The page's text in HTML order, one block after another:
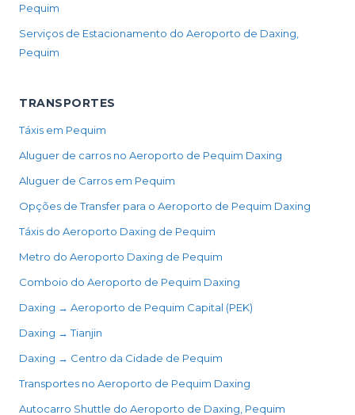
Pequim
Serviços de Estacionamento do Aeroporto de Daxing,
Pequim
TRANSPORTES
Táxis em Pequim
Aluguer de carros no Aeroporto de Pequim Daxing
Aluguer de Carros em Pequim
Opções de Transfer para o Aeroporto de Pequim Daxing
Táxis do Aeroporto Daxing de Pequim
Metro do Aeroporto Daxing de Pequim
Comboio do Aeroporto de Pequim Daxing
Daxing → Aeroporto de Pequim Capital (PEK)
Daxing → Tianjin
Daxing → Centro da Cidade de Pequim
Transportes no Aeroporto de Pequim Daxing
Autocarro Shuttle do Aeroporto de Daxing, Pequim